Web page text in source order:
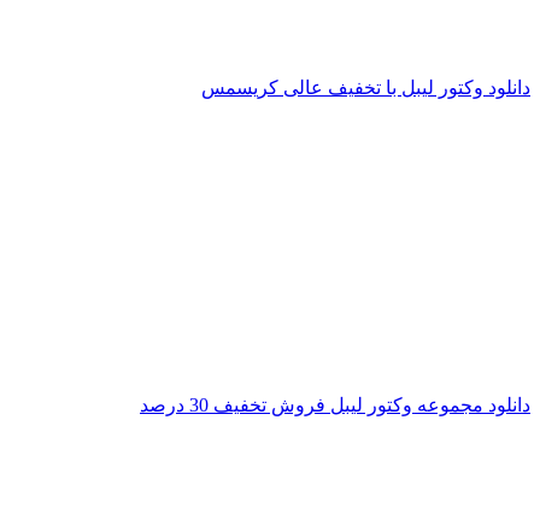
دانلود وکتور لیبل با تخفیف عالی کریسمس
دانلود مجموعه وکتور لیبل فروش تخفیف 30 درصد